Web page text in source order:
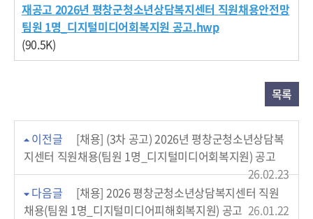
재공고 2026년 평창군청소년상담복지센터 직원채용안전망
팀원 1명_디지털미디어회복지원 공고.hwp
(90.5K)
목록
이전글
[채용] (3차 공고) 2026년 평창군청소년상담복
지센터 직원채용(팀원 1명_디지털미디어회복지원) 공고
26.02.23
다음글
[채용] 2026 평창군청소년상담복지센터 직원
채용(팀원 1명_디지털미디어피해회복지원) 공고 26.01.22